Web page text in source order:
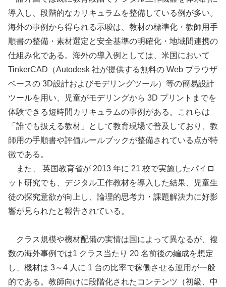
導入し、段階的なカリキュラムを整備している例が多い。
海外の事例から得られる示唆は、教材の標準化・教師用手
順書の整備・素材選定と安全基準の明確化・地域間連携の
仕組み化である。海外の導入例としては、米国において
TinkerCAD（Autodesk 社が提供する無料の Web ブラウザ
ベースの 3D設計およびモデリングツール）等の簡易設計
ツールを用い、児童がモデリングから 3D プリントまでを
体験できる短時間カリキュラムの事例がある。これらは
「誰でも扱える教材」として教育現場で普及しており、教
師用の手順書や評価ルールブックが整備されている点が特
徴である。
また、 英国教育省が 2013 年に 21 校で実施したパイロ
ット研究でも、デジタル工作教材を導入した結果、児童生
徒の探究意欲が向上し、論理的思考力・課題解決力に好影
響が見られたと報告されている。
クラス規模や機材配備の実情は国によって異なるが、複
数の海外事例では1 クラス当たり 20 名前後の編成を想定
し、機材は 3～4 人に 1 台の比率で稼働させる運用が一般
的である。教師向けに段階化されたコンテンツ（初級、中